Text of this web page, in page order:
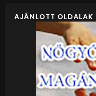
AJÁNLOTT OLDALAK